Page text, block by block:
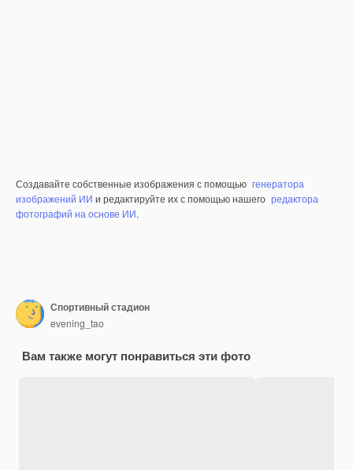
Создавайте собственные изображения с помощью генератора
изображений ИИ и редактируйте их с помощью нашего редактора
фотографий на основе ИИ.
Спортивный стадион
evening_tao
Вам также могут понравиться эти фото